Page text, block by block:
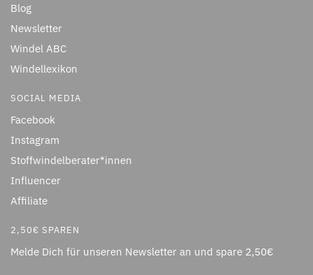
Blog
Newsletter
Windel ABC
Windellexikon
SOCIAL MEDIA
Facebook
Instagram
Stoffwindelberater*innen
Influencer
Affiliate
2,50€ SPAREN
Melde Dich für unseren Newsletter an und spare 2,50€